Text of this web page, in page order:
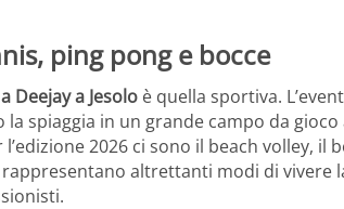
ping pong e bocce
Deejay a Jesolo è quella sportiva.
spiaggia in un grande campo da gioco
2026 ci sono il beach volley, il
altrettanti modi di vivere